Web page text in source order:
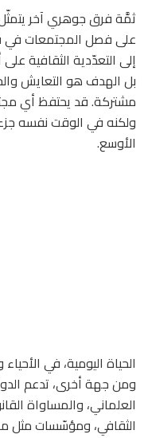
ثمَّة فرق جوهري آخر يتمثّل
على فصل المجتمعات في
إلى التعدّدية الثقافية
بل الهدف هو التعايش
مشتركة. قد يحتفظ أي
ولكنه في الوقت نفسه جزء
الأوسع.
الحياة اليومية، في
ومن جهة أخرى، تدعم
العلماني، والمساواة
الثقافي، ومؤسّسات مثل